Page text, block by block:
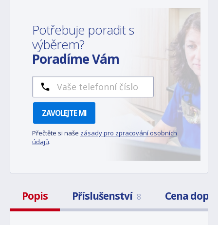
Potřebuje poradit s
výběrem?
Poradíme Vám
ZAVOLEJTE MI
Přečtěte si naše zásady pro zpracování osobních
údajů.
Popis Příslušenství 8 Cena